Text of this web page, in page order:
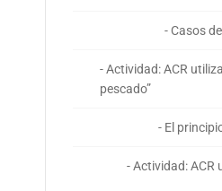
- Casos
- Actividad: ACR
pescado”
- El
- Actividad: ACR